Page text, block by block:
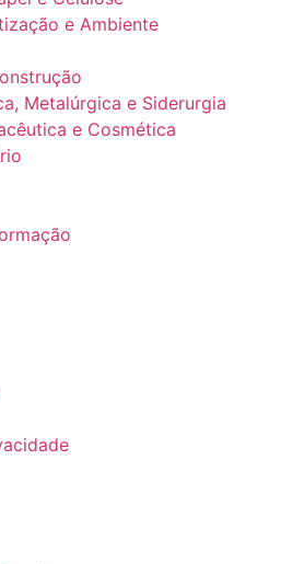
e Ambiente
Metalúrgica e Siderurgia
e Cosmética